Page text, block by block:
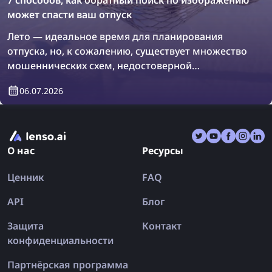
может спасти ваш отпуск
Лето — идеальное время для планирования
отпуска, но, к сожалению, существует множество
мошеннических схем, недостоверной
могут сбить вас с пути. В результате вы можете
Давайте разберёмся, как обратный поиск по
изображению может раз и навсегда спасти ваш
06.07.2026
О нас
Ценник
API
Защита
конфиденциальности
Партнёрская программа
Ресурсы
FAQ
Блог
Контакт